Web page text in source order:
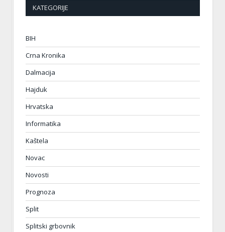
KATEGORIJE
BIH
Crna Kronika
Dalmacija
Hajduk
Hrvatska
Informatika
Kaštela
Novac
Novosti
Prognoza
Split
Splitski grbovnik